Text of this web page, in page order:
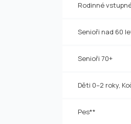
Rodinné
Senioři nad 60
Senioři 70+
Děti 0–2 roky,
Pes**